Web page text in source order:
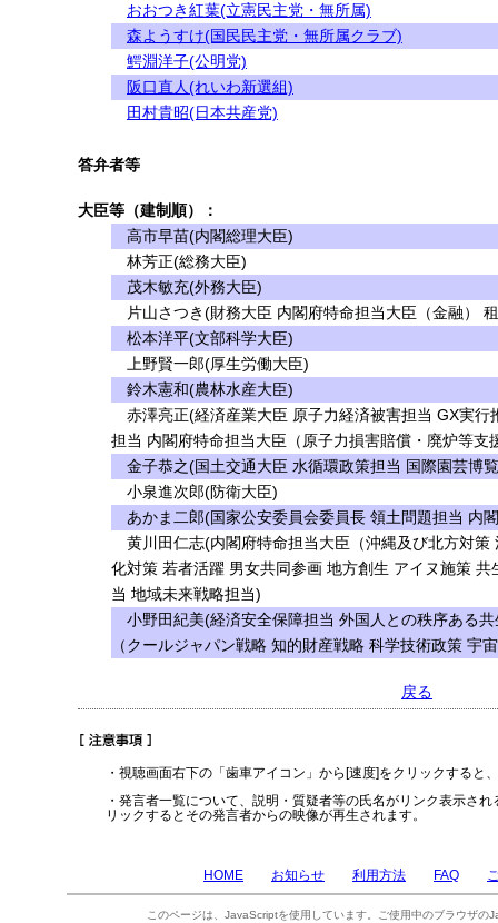
おおつき紅葉(立憲民主党・無所属)
森ようすけ(国民民主党・無所属クラブ)
鰐淵洋子(公明党)
阪口直人(れいわ新選組)
田村貴昭(日本共産党)
答弁者等
大臣等（建制順）：
高市早苗(内閣総理大臣)
林芳正(総務大臣)
茂木敏充(外務大臣)
片山さつき(財務大臣 内閣府特命担当大臣（金融）
松本洋平(文部科学大臣)
上野賢一郎(厚生労働大臣)
鈴木憲和(農林水産大臣)
赤澤亮正(経済産業大臣 原子力経済被害担当 GX実行
担当 内閣府特命担当大臣（原子力損害賠償・廃炉等支
金子恭之(国土交通大臣 水循環政策担当 国際園芸博
小泉進次郎(防衛大臣)
あかま二郎(国家公安委員会委員長 領土問題担当 内
黄川田仁志(内閣府特命担当大臣（沖縄及び北方対策
化対策 若者活躍 男女共同参画 地方創生 アイヌ施策
当 地域未来戦略担当)
小野田紀美(経済安全保障担当 外国人との秩序ある
（クールジャパン戦略 知的財産戦略 科学技術政策 宇
戻る
・視聴画面右下の「歯車アイコン」から[速度]をクリックすると
・発言者一覧について、説明・質疑者等の氏名がリンク表示さ
リックするとその発言者からの映像が再生されます。
HOME お知らせ 利用方法 FAQ
このページは、JavaScriptを使用しています。ご使用中のブラウザの